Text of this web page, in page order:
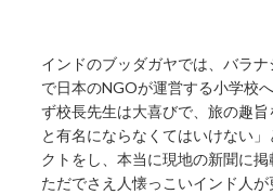
インドのブッダガヤでは、バラ
で日本のNGOが運営する小学校
ず校長先生は大喜びで、旅の趣
と有名にならなくてはいけない
クトをし、本当に現地の新聞に
ただでさえ人懐っこいインド人